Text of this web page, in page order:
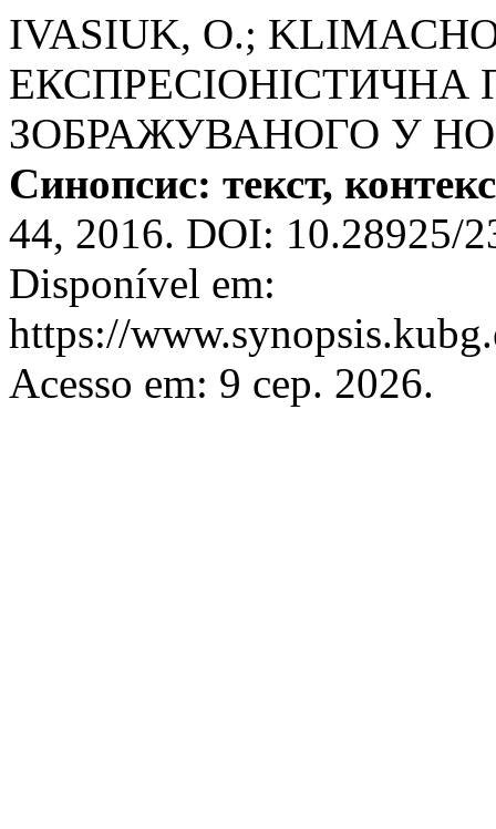
IVASIUK, O.;
ЕКСПРЕСІОНІСТИЧНА
ЗОБРАЖУВАНОГО У
Синопсис: текст,
44, 2016. DOI: 10.28925/
Disponível em:
https://
Acesso em: 9 сер. 2026.